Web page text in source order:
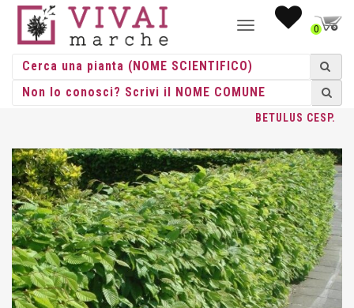
NAVIGAZIONE0
HOME / CESPUGLI/ CESPUGLI VASO/CARPINUS / CARPINUS
BETULUS CESP.